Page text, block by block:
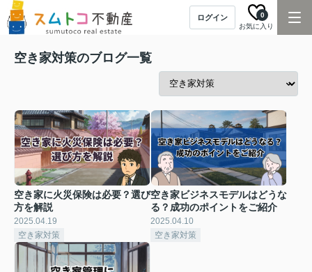
ログイン
お気に入り
0
空き家対策のブログ一覧
空き家に火災保険は必要？選び
方を解説
2025.04.19
空き家対策
空き家ビジネスモデルはどうな
る？成功のポイントをご紹介
2025.04.10
空き家対策